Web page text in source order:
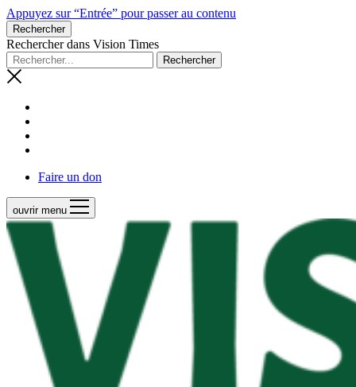
Appuyez sur “Entrée” pour passer au contenu
Rechercher
Rechercher dans Vision Times
Faire un don
ouvrir menu